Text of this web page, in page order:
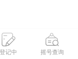
登记中 摇号查询